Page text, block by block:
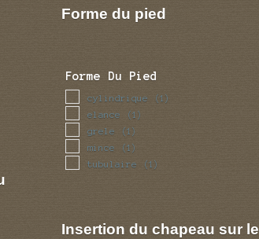
Forme du pied
Forme Du Pied
cylindrique (1)
elance (1)
grele (1)
mince (1)
tubulaire (1)
Insertion du chapeau sur le